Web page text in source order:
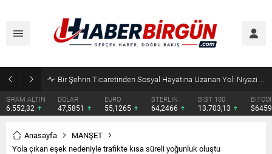
SRV Padel Court, 24 Ülkeye İhracat Yapan Türkiye’nin Padel Kortu Üretim Gücü
DOLAR
47,5851
EURO
55,1265
STERLİN
64,2466
BIST 100
13.703,13
BITCOIN
$64594
Anasayfa
MANŞET
Yola çıkan eşek nedeniyle trafikte kısa süreli yoğunluk oluştu